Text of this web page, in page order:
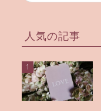
人気の記事
1